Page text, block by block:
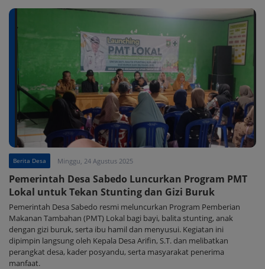
Berita Desa Minggu, 24 Agustus 2025
Pemerintah Desa Sabedo Luncurkan Program PMT
Lokal untuk Tekan Stunting dan Gizi Buruk
Pemerintah Desa Sabedo resmi meluncurkan Program Pemberian
Makanan Tambahan (PMT) Lokal bagi bayi, balita stunting, anak
dengan gizi buruk, serta ibu hamil dan menyusui. Kegiatan ini
dipimpin langsung oleh Kepala Desa Arifin, S.T. dan melibatkan
perangkat desa, kader posyandu, serta masyarakat penerima
manfaat.